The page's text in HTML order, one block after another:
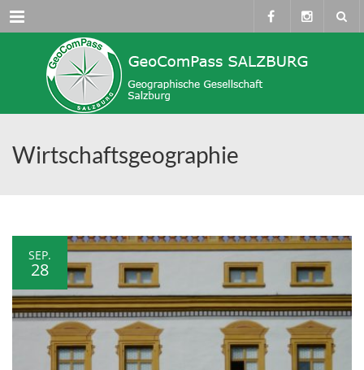
Menü
Wirtschaftsgeographie
SEP.
28